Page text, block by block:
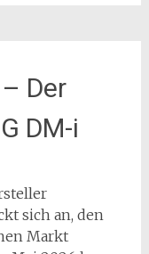
Der
DM-i
sich an, den
Markt